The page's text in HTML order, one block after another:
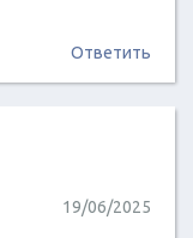
Ответить
19/06/2025